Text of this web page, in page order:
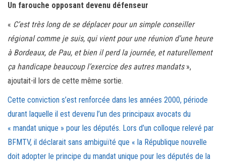
Un farouche opposant devenu défenseur
« C’est très long de se déplacer pour un simple conseiller
régional comme je suis, qui vient pour une réunion d’une heure
à Bordeaux, de Pau, et bien il perd la journée, et naturellement
ça handicape beaucoup l’exercice des autres mandats»,
ajoutait-il lors de cette même sortie.
Cette conviction s’est renforcée dans les années 2000, période
durant laquelle il est devenu l’un des principaux avocats du
« mandat unique » pour les députés. Lors d’un colloque relevé par
BFMTV, il déclarait sans ambiguïté que « la République nouvelle
doit adopter le principe du mandat unique pour les députés de la